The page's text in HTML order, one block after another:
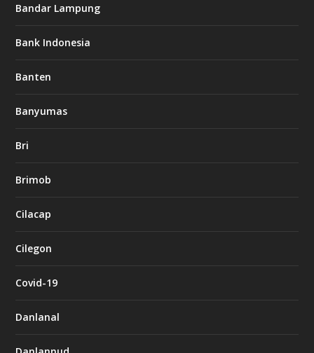
Bandar Lampung
Bank Indonesia
Banten
Banyumas
Bri
Brimob
Cilacap
Cilegon
Covid-19
Danlanal